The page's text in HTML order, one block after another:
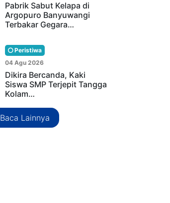
Pabrik Sabut Kelapa di
Argopuro Banyuwangi
Terbakar Gegara…
Peristiwa
04 Agu 2026
Dikira Bercanda, Kaki
Siswa SMP Terjepit Tangga
Kolam…
Baca Lainnya